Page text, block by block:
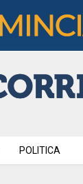
POLITICA